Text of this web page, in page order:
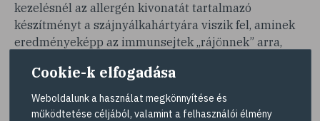
kezelésnél az allergén kivonatát tartalmazó
készítményt a szájnyálkahártyára viszik fel, aminek
eredményeképp az immunsejtek „rájönnek” arra,
„megtanítják” az egész szervezetet.
Az allergén immunterápiát a pollenszezon előtt
Cookie-k elfogadása
Weboldalunk a használat megkönnyítése és
működtetése céljából, valamint a felhasználói élmény